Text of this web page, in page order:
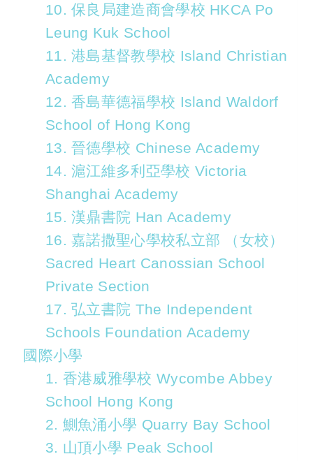
10. 保良局建造商會學校 HKCA Po
Leung Kuk School
11. 港島基督教學校 Island Christian
Academy
12. 香島華德福學校 Island Waldorf
School of Hong Kong
13. 晉德學校 Chinese Academy
14. 滬江維多利亞學校 Victoria
Shanghai Academy
15. 漢鼎書院 Han Academy
16. 嘉諾撒聖心學校私立部 （女校）
Sacred Heart Canossian School
Private Section
17. 弘立書院 The Independent
Schools Foundation Academy
國際小學
1. 香港威雅學校 Wycombe Abbey
School Hong Kong
2. 鰂魚涌小學 Quarry Bay School
3. 山頂小學 Peak School